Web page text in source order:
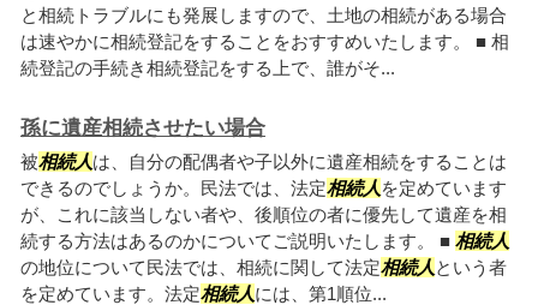
と相続トラブルにも発展しますので、土地の相続がある場合
は速やかに相続登記をすることをおすすめいたします。 ■ 相
続登記の手続き相続登記をする上で、誰がそ...
孫に遺産相続させたい場合
被相続人は、自分の配偶者や子以外に遺産相続をすることは
できるのでしょうか。民法では、法定相続人 を定めています
が、これに該当しない者や、後順位の者に優先して遺産を相
続する方法はあるのかについてご説明いたします。 ■ 相続人
の地位について民法では、相続に関して法定相続人 という者
を定めています。法定相続人には、第1順位...